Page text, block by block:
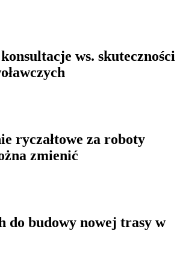
ws. skuteczności
ryczałtowe za roboty
zmienić
do budowy nowej trasy w